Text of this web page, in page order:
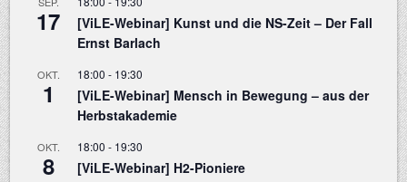
17
[ViLE-Webinar] Kunst und die NS-Zeit – Der Fall
Ernst Barlach
OKT.
1
18:00 - 19:30
[ViLE-Webinar] Mensch in Bewegung – aus der
Herbstakademie
OKT.
8
18:00 - 19:30
[ViLE-Webinar] H2-Pioniere